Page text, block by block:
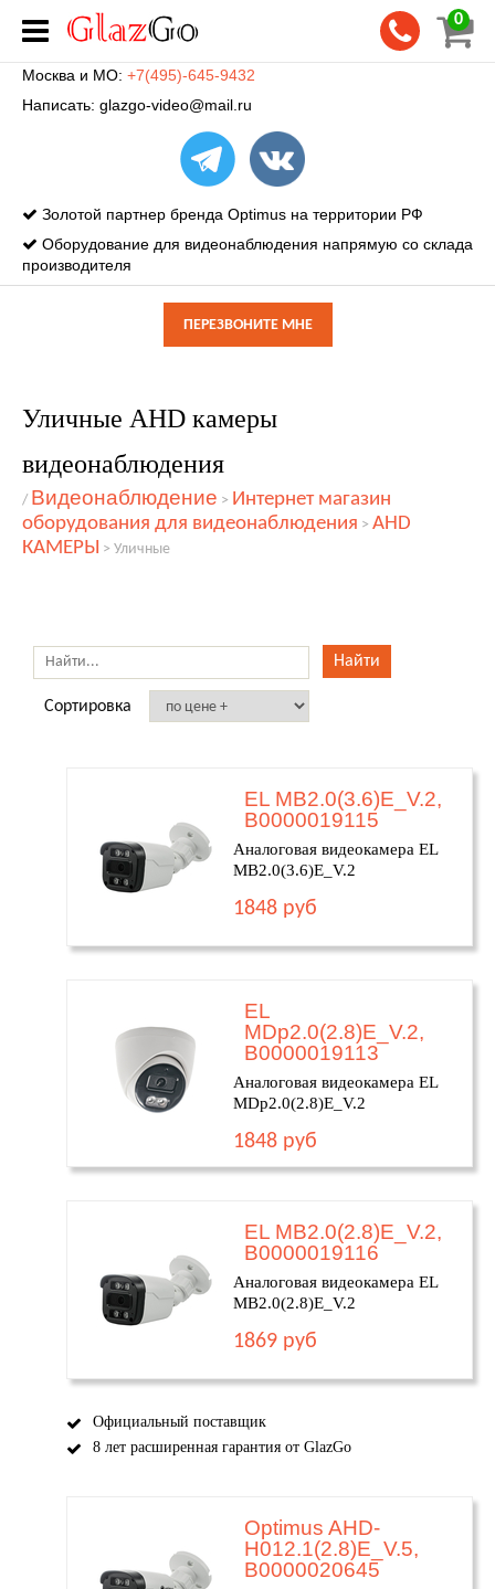
0
Москва и МО: +7(495)-645-9432
Написать: glazgo-video@mail.ru
Золотой партнер бренда Optimus на территории РФ
Оборудование для видеонаблюдения напрямую со склада
производителя
ПЕРЕЗВОНИТЕ МНЕ
Уличные AHD камеры
видеонаблюдения
/ Видеонаблюдение > Интернет магазин
оборудования для видеонаблюдения > AHD
КАМЕРЫ > Уличные
Сортировка
EL MB2.0(3.6)E_V.2,
В0000019115
Аналоговая видеокамера EL
MB2.0(3.6)E_V.2
1848 руб
EL
MDp2.0(2.8)E_V.2,
В0000019113
Аналоговая видеокамера EL
MDp2.0(2.8)E_V.2
1848 руб
EL MB2.0(2.8)E_V.2,
В0000019116
Аналоговая видеокамера EL
MB2.0(2.8)E_V.2
1869 руб
Официальный поставщик
8 лет расширенная гарантия от GlazGo
Optimus AHD-
H012.1(2.8)E_V.5,
В0000020645